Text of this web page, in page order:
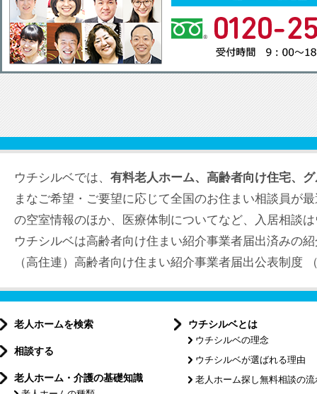
ウチシルベでは、 有料老人ホーム、高齢者向け住宅、
まなご希望・ご要望に応じて全国のお住まい相談員が
の空室情報のほか、医療体制についてなど、入居相談
ウチシルベは高齢者向け住まい紹介事業者届出済みの
（高住連）高齢者向け住まい紹介事業者届出公表制度
老人ホームを検索
相談する
老人ホーム・介護の基礎知識
ウチシルベとは
ウチシルベの理念
ウチシルベが選ばれる理由
老人ホーム探し無料相談の流